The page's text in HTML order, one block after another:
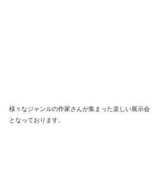
様々なジャンルの作家さんが集まった楽しい展示会
となっております。